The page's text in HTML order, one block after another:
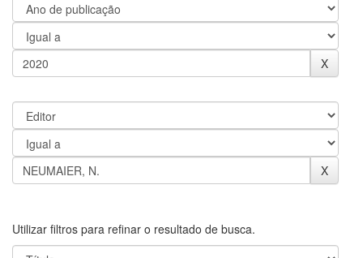
Utilizar filtros para refinar o resultado de busca.